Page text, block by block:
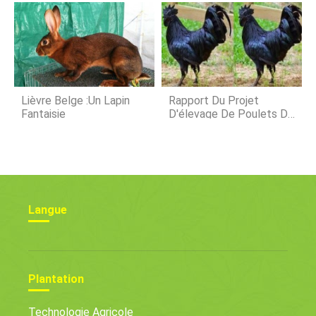
Lièvre Belge :Un Lapin
Fantaisie
Rapport Du Projet
D'élevage De Poulets De
Langue
Plantation
Technologie Agricole